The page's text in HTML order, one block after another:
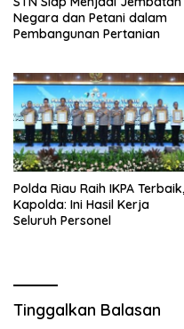
Negara dan Petani dalam
Pembangunan Pertanian
Polda Riau Raih IKPA Terbaik,
Kapolda: Ini Hasil Kerja
Seluruh Personel
Tinggalkan Balasan